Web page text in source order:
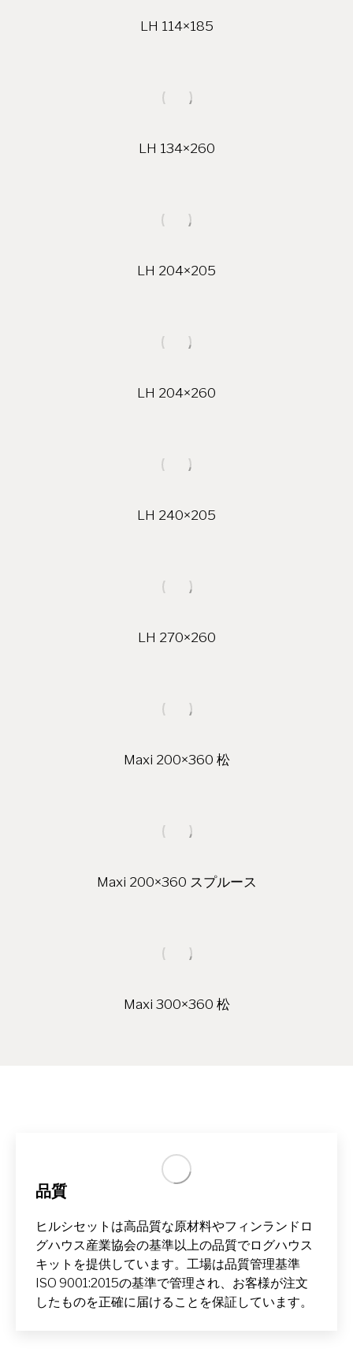
LH 114×185
LH 134×260
LH 204×205
LH 204×260
LH 240×205
LH 270×260
Maxi 200×360 松
Maxi 200×360 スプルース
Maxi 300×360 松
品質
ヒルシセットは高品質な原材料やフィンランドロ
グハウス産業協会の基準以上の品質でログハウス
キットを提供しています。工場は品質管理基準
ISO 9001:2015の基準で管理され、お客様が注文
したものを正確に届けることを保証しています。